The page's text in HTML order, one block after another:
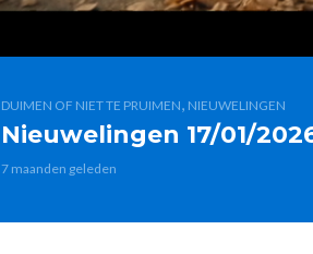
DUIMEN OF NIET TE PRUIMEN, NIEUWELINGEN
Nieuwelingen 17/01/
7 maanden geleden